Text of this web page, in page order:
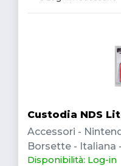
Custodia NDS
Accessori -
Borsette - Italiana
Disponibilità: Log-in